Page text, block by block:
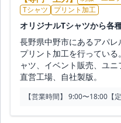
Tシャツ
プリント加工
オリジナルTシャツから各
長野県中野市にあるアパ
プリント加工を行ってい
ャツ、イベント販売、ユニ
直営工場、自社製版。
【営業時間】 9:00〜18:00 【